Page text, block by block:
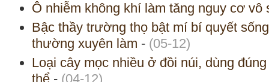
Ô nhiễm không khí làm tăng nguy cơ vô
Bậc thầy trường thọ bật mí bí quyết
thường xuyên làm - (05-12)
Loại cây mọc nhiều ở đồi núi, dùng
thể - (04-12)